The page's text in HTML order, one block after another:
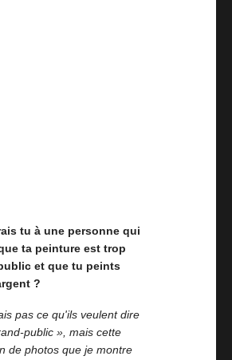
tu à une personne qui
ta peinture est trop
et que tu peints
?
pas ce qu'ils veulent dire
public », mais cette
de photos que je montre